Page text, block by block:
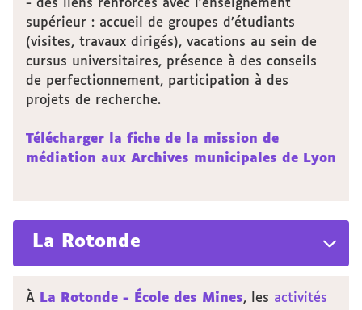
- des liens renforcés avec l’enseignement
supérieur : accueil de groupes d’étudiants
(visites, travaux dirigés), vacations au sein de
cursus universitaires, présence à des conseils
de perfectionnement, participation à des
projets de recherche.
Télécharger la fiche de la mission de
médiation aux Archives municipales de Lyon
La Rotonde
À La Rotonde - École des Mines, les activités